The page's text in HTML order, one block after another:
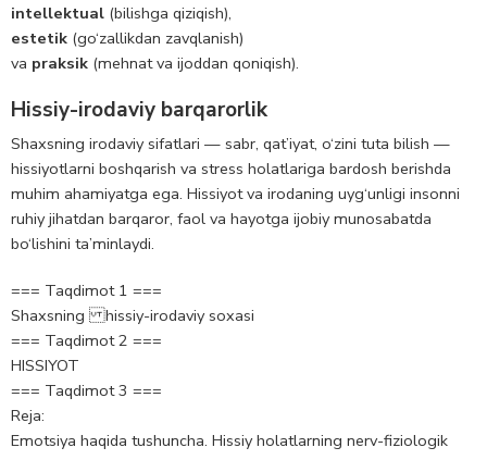
intellektual (bilishga qiziqish),
estetik (go‘zallikdan zavqlanish)
va praksik (mehnat va ijoddan qoniqish).
Hissiy-irodaviy barqarorlik
Shaxsning irodaviy sifatlari — sabr, qat’iyat, o‘zini tuta bilish —
hissiyotlarni boshqarish va stress holatlariga bardosh berishda
muhim ahamiyatga ega. Hissiyot va irodaning uyg‘unligi insonni
ruhiy jihatdan barqaror, faol va hayotga ijobiy munosabatda
bo‘lishini ta’minlaydi.
=== Taqdimot 1 ===
Shaxsning hissiy-irodaviy soxasi
=== Taqdimot 2 ===
HISSIYOT
=== Taqdimot 3 ===
Rejа:
Emotsiya haqida tushuncha. Hissiy holatlarning nerv-fiziologik